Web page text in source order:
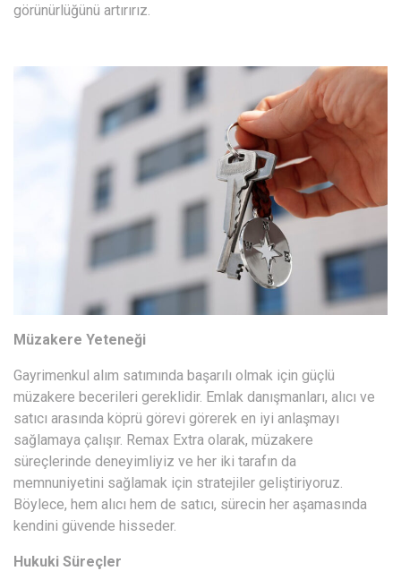
görünürlüğünü artırırız.
Müzakere Yeteneği
Gayrimenkul alım satımında başarılı olmak için güçlü
müzakere becerileri gereklidir. Emlak danışmanları, alıcı ve
satıcı arasında köprü görevi görerek en iyi anlaşmayı
sağlamaya çalışır. Remax Extra olarak, müzakere
süreçlerinde deneyimliyiz ve her iki tarafın da
memnuniyetini sağlamak için stratejiler geliştiriyoruz.
Böylece, hem alıcı hem de satıcı, sürecin her aşamasında
kendini güvende hisseder.
Hukuki Süreçler